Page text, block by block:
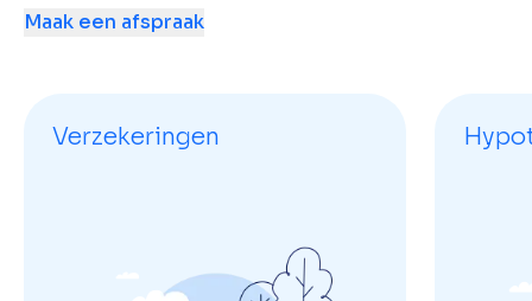
Maak een afspraak
Verzekeringen